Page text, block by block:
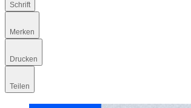
Schrift
Merken
Drucken
Teilen